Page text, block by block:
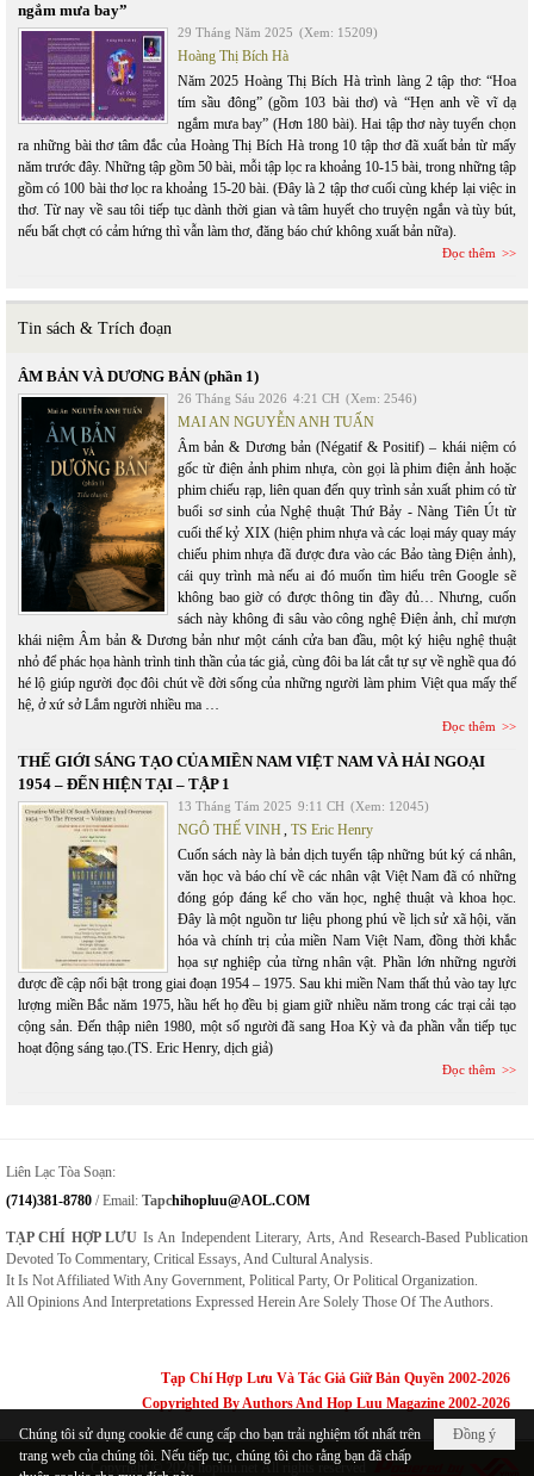
ngắm mưa bay”
29 Tháng Năm 2025 (Xem: 15209)
Hoàng Thị Bích Hà
Năm 2025 Hoàng Thị Bích Hà trình làng 2 tập thơ: “Hoa
tím sầu đông” (gồm 103 bài thơ) và “Hẹn anh về vĩ dạ
ngắm mưa bay” (Hơn 180 bài). Hai tập thơ này tuyển chọn
ra những bài thơ tâm đắc của Hoàng Thị Bích Hà trong 10 tập thơ đã xuất bản từ mấy
năm trước đây. Những tập gồm 50 bài, mỗi tập lọc ra khoảng 10-15 bài, trong những tập
gồm có 100 bài thơ lọc ra khoảng 15-20 bài. (Đây là 2 tập thơ cuối cùng khép lại việc in
thơ. Từ nay về sau tôi tiếp tục dành thời gian và tâm huyết cho truyện ngắn và tùy bút,
nếu bất chợt có cảm hứng thì vẫn làm thơ, đăng báo chứ không xuất bản nữa).
Đọc thêm
Tin sách & Trích đoạn
ÂM BẢN VÀ DƯƠNG BẢN (phần 1)
26 Tháng Sáu 2026 4:21 CH (Xem: 2546)
MAI AN NGUYỄN ANH TUẤN
Âm bản & Dương bản (Négatif & Positif) – khái niệm có
gốc từ điện ảnh phim nhựa, còn gọi là phim điện ảnh hoặc
phim chiếu rạp, liên quan đến quy trình sản xuất phim có từ
buổi sơ sinh của Nghệ thuật Thứ Bảy - Nàng Tiên Út từ
cuối thế kỷ XIX (hiện phim nhựa và các loại máy quay máy
chiếu phim nhựa đã được đưa vào các Bảo tàng Điện ảnh),
cái quy trình mà nếu ai đó muốn tìm hiểu trên Google sẽ
không bao giờ có được thông tin đầy đủ… Nhưng, cuốn
sách này không đi sâu vào công nghệ Điện ảnh, chỉ mượn
khái niệm Âm bản & Dương bản như một cánh cửa ban đầu, một ký hiệu nghệ thuật
nhỏ để phác họa hành trình tinh thần của tác giả, cùng đôi ba lát cắt tự sự về nghề qua đó
hé lộ giúp người đọc đôi chút về đời sống của những người làm phim Việt qua mấy thế
hệ, ở xứ sở Lắm người nhiều ma …
Đọc thêm
THẾ GIỚI SÁNG TẠO CỦA MIỀN NAM VIỆT NAM VÀ HẢI NGOẠI
1954 – ĐẾN HIỆN TẠI – TẬP 1
13 Tháng Tám 2025 9:11 CH (Xem: 12045)
NGÔ THẾ VINH, TS Eric Henry
Cuốn sách này là bản dịch tuyển tập những bút ký cá nhân,
văn học và báo chí về các nhân vật Việt Nam đã có những
đóng góp đáng kể cho văn học, nghệ thuật và khoa học.
Đây là một nguồn tư liệu phong phú về lịch sử xã hội, văn
hóa và chính trị của miền Nam Việt Nam, đồng thời khắc
họa sự nghiệp của từng nhân vật. Phần lớn những người
được đề cập nổi bật trong giai đoạn 1954 – 1975. Sau khi miền Nam thất thủ vào tay lực
lượng miền Bắc năm 1975, hầu hết họ đều bị giam giữ nhiều năm trong các trại cải tạo
cộng sản. Đến thập niên 1980, một số người đã sang Hoa Kỳ và đa phần vẫn tiếp tục
hoạt động sáng tạo.(TS. Eric Henry, dịch giả)
Đọc thêm
Liên Lạc Tòa Soạn:
(714)381-8780 / Email: TapcHihopluu@AOL.COM
TẠP CHÍ HỢP LƯU Is An Independent Literary, Arts, And Research-Based Publication
Devoted To Commentary, Critical Essays, And Cultural Analysis.
It Is Not Affiliated With Any Government, Political Party, Or Political Organization.
All Opinions And Interpretations Expressed Herein Are Solely Those Of The Authors.
Tạp Chí Hợp Lưu Và Tác Giả Giữ Bản Quyền 2002-2026
Copyrighted By Authors And Hop Luu Magazine 2002-2026
Copyright © 2026 hopluu.net All rights reserved
Đồng ý
Chúng tôi sử dụng cookie để cung cấp cho bạn trải nghiệm tốt nhất trên
trang web của chúng tôi. Nếu tiếp tục, chúng tôi cho rằng bạn đã chấp